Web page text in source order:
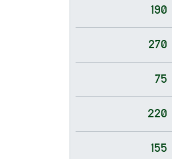
190
270
75
220
155